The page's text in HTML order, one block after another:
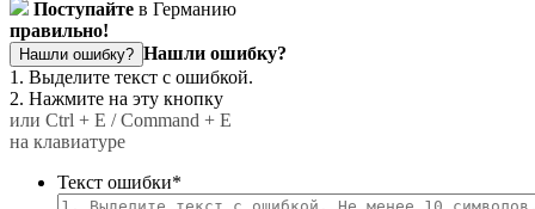
Поступайте в Германию
правильно!
Нашли ошибку? Нашли ошибку?
1. Выделите текст с ошибкой.
2. Нажмите на эту кнопку
или Ctrl + E / Command + E
на клавиатуре
Текст ошибки*